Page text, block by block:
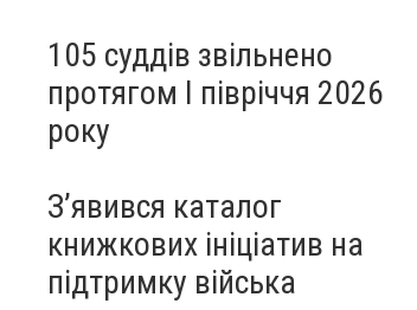
105 суддів звільнено
протягом I півріччя 2026
року
З’явився каталог
книжкових ініціатив на
підтримку війська